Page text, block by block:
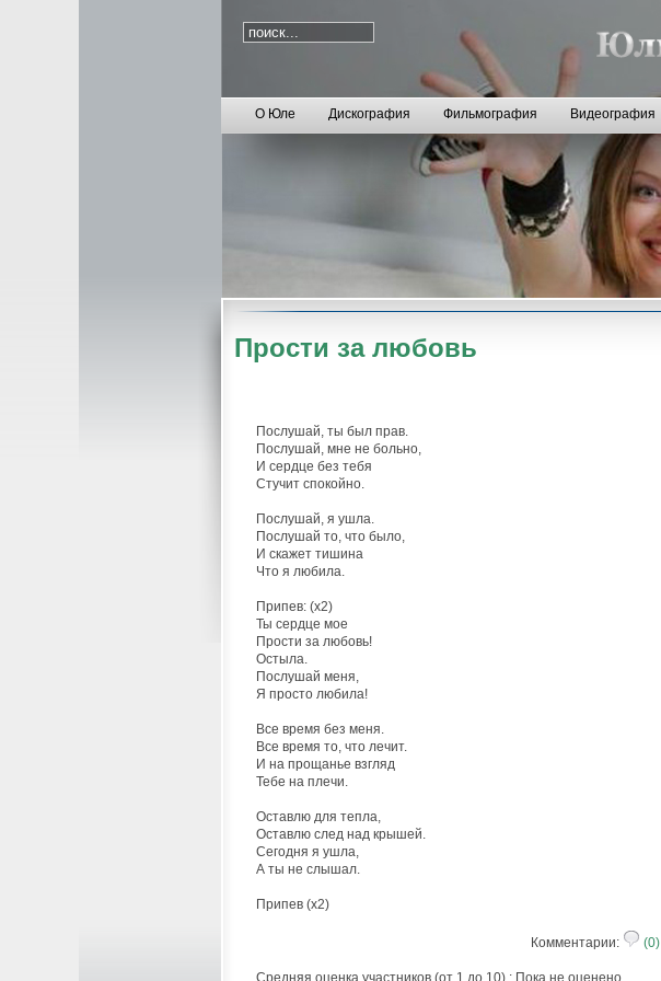
О Юле Дискография Фильмография Видеография
Прости за любовь
Послушай, ты был прав.
Послушай, мне не больно,
И сердце без тебя
Стучит спокойно.
Послушай, я ушла.
Послушай то, что было,
И скажет тишина
Что я любила.
Припев: (x2)
Ты сердце мое
Прости за любовь!
Остыла.
Послушай меня,
Я просто любила!
Все время без меня.
Все время то, что лечит.
И на прощанье взгляд
Тебе на плечи.
Оставлю для тепла,
Оставлю след над крышей.
Сегодня я ушла,
А ты не слышал.
Припев (x2)
Комментарии: (0)
Средняя оценка участников (от 1 до 10) : Пока не оценено